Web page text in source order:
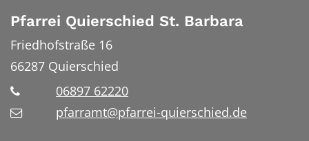
Pfarrei Quierschied St. Barbara
Friedhofstraße 16
66287 Quierschied
06897 62220
pfarramt@pfarrei-quierschied.de